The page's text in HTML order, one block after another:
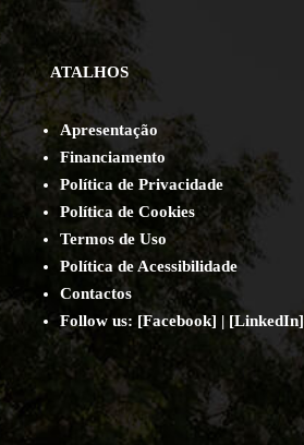
ATALHOS
Apresentação
Financiamento
Política de Privacidade
Política de Cookies
Termos de Uso
Política de Acessibilidade
Contactos
Follow us: [Facebook] | [LinkedIn]